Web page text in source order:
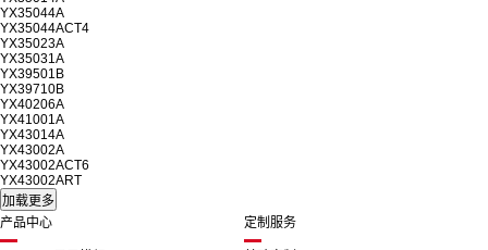
YX35044A
YX35044ACT4
YX35023A
YX35031A
YX39501B
YX39710B
YX40206A
YX41001A
YX43014A
YX43002A
YX43002ACT6
YX43002ART
产品中心 定制服务